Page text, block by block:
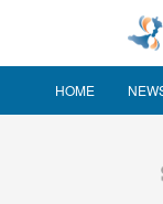
HOME